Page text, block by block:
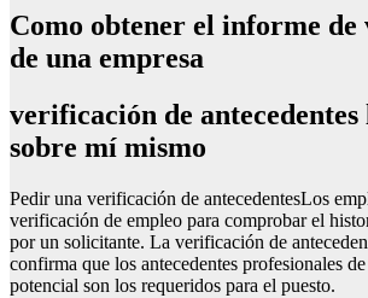
Como obtener el informe
de una empresa
verificación de antecedentes
sobre mí mismo
Pedir una verificación de antecedentesLos
verificación de empleo para comprobar el
por un solicitante. La verificación de
confirma que los antecedentes profesionales
potencial son los requeridos para el puesto.